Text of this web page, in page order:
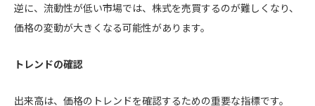
逆に、流動性が低い市場では、株式を売買するのが難しくなり、
価格の変動が大きくなる可能性があります。
トレンドの確認
出来高は、価格のトレンドを確認するための重要な指標です。